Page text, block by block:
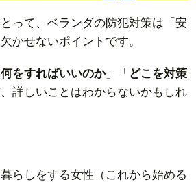
って、ベランダの防犯対策は「安
かせないポイントです。
をすればいいのか」「 どこを対策
詳しいことはわからないかもしれ
らしをする女性（これから始める